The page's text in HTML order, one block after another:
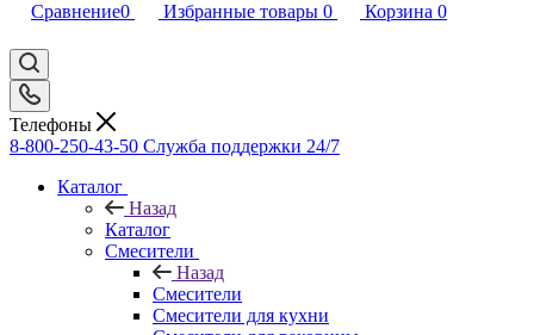
Сравнение0 Избранные товары 0 Корзина 0
Телефоны
8-800-250-43-50 Служба поддержки 24/7
Каталог
Назад
Каталог
Смесители
Назад
Смесители
Смесители для кухни